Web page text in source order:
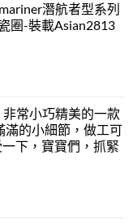
潛航者型系列
圈-裝載Asian2813
常小巧精美的一款
滿的小細節，做工可
下，寶寶們，抓緊